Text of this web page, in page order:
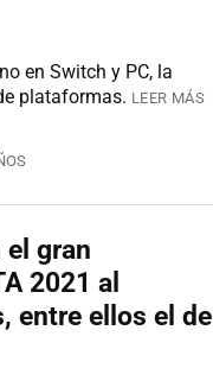
en Switch y PC, la
plataformas. LEER MÁS
el gran
2021 al
entre ellos el de